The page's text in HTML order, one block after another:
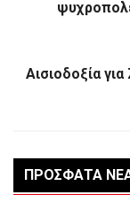
Αισιοδοξία
ΠΡΌΣΦΑΤΑ